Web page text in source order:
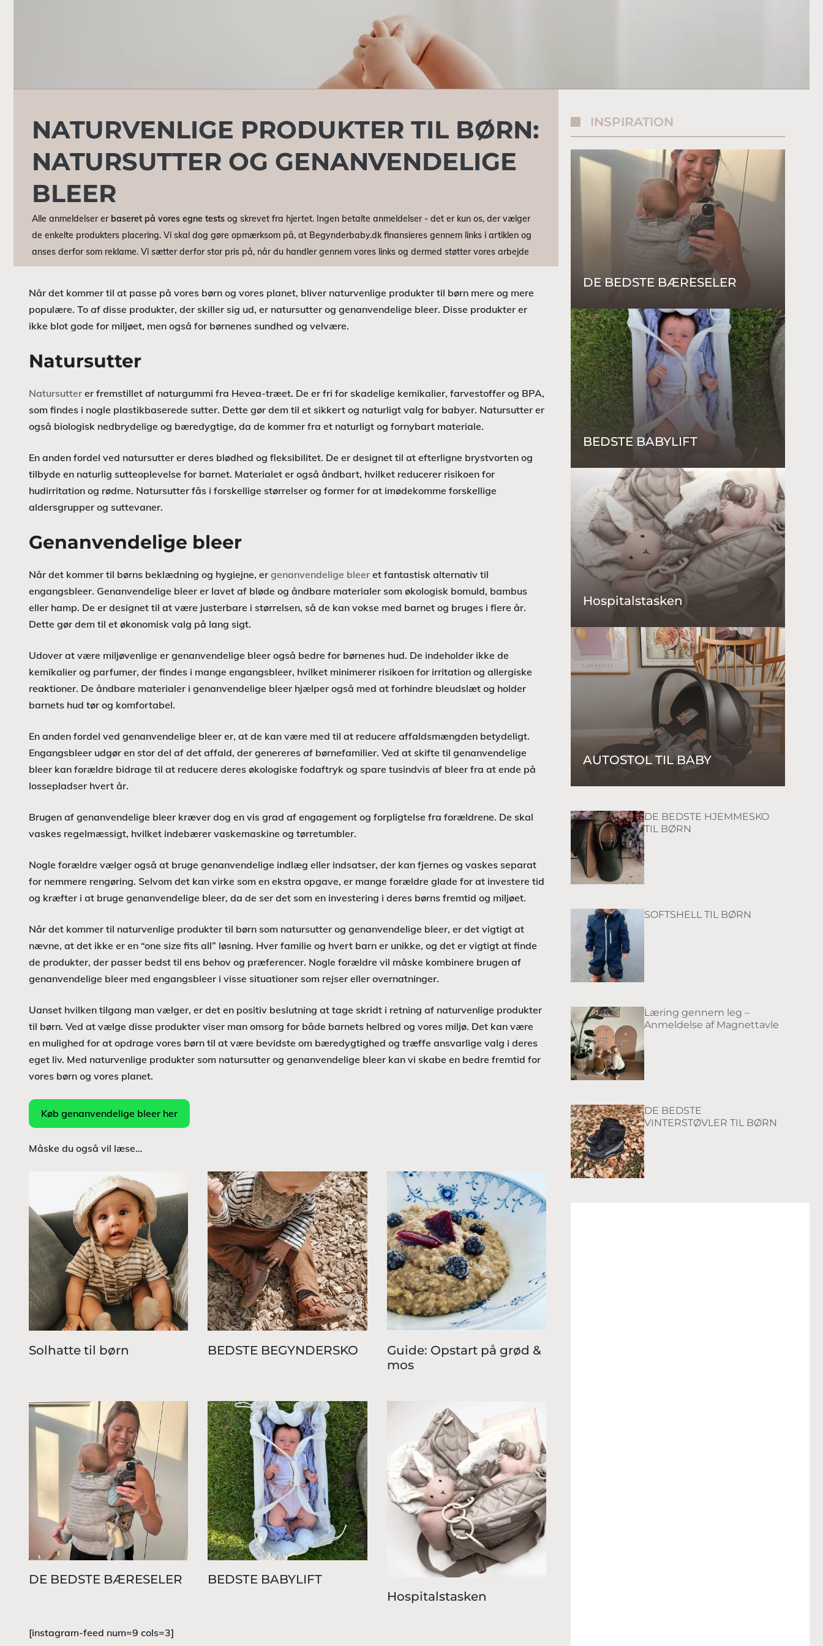
NATURVENLIGE PRODUKTER TIL BØRN:
NATURSUTTER OG GENANVENDELIGE
BLEER
Alle anmeldelser er baseret på vores egne tests og skrevet fra hjertet. Ingen betalte anmeldelser - det er kun os, der vælger
de enkelte produkters placering. Vi skal dog gøre opmærksom på, at Begynderbaby.dk finansieres gennem links i artiklen og
anses derfor som reklame. Vi sætter derfor stor pris på, når du handler gennem vores links og dermed støtter vores arbejde
Når det kommer til at passe på vores børn og vores planet, bliver naturvenlige produkter til børn mere og mere
populære. To af disse produkter, der skiller sig ud, er natursutter og genanvendelige bleer. Disse produkter er
ikke blot gode for miljøet, men også for børnenes sundhed og velvære.
Natursutter
Natursutter er fremstillet af naturgummi fra Hevea-træet. De er fri for skadelige kemikalier, farvestoffer og BPA,
som findes i nogle plastikbaserede sutter. Dette gør dem til et sikkert og naturligt valg for babyer. Natursutter er
også biologisk nedbrydelige og bæredygtige, da de kommer fra et naturligt og fornybart materiale.
En anden fordel ved natursutter er deres blødhed og fleksibilitet. De er designet til at efterligne brystvorten og
tilbyde en naturlig sutteoplevelse for barnet. Materialet er også åndbart, hvilket reducerer risikoen for
hudirritation og rødme. Natursutter fås i forskellige størrelser og former for at imødekomme forskellige
aldersgrupper og suttevaner.
Genanvendelige bleer
Når det kommer til børns beklædning og hygiejne, er genanvendelige bleer et fantastisk alternativ til
engangsbleer. Genanvendelige bleer er lavet af bløde og åndbare materialer som økologisk bomuld, bambus
eller hamp. De er designet til at være justerbare i størrelsen, så de kan vokse med barnet og bruges i flere år.
Dette gør dem til et økonomisk valg på lang sigt.
Udover at være miljøvenlige er genanvendelige bleer også bedre for børnenes hud. De indeholder ikke de
kemikalier og parfumer, der findes i mange engangsbleer, hvilket minimerer risikoen for irritation og allergiske
reaktioner. De åndbare materialer i genanvendelige bleer hjælper også med at forhindre bleudslæt og holder
barnets hud tør og komfortabel.
En anden fordel ved genanvendelige bleer er, at de kan være med til at reducere affaldsmængden betydeligt.
Engangsbleer udgør en stor del af det affald, der genereres af børnefamilier. Ved at skifte til genanvendelige
bleer kan forældre bidrage til at reducere deres økologiske fodaftryk og spare tusindvis af bleer fra at ende på
lossepladser hvert år.
Brugen af genanvendelige bleer kræver dog en vis grad af engagement og forpligtelse fra forældrene. De skal
vaskes regelmæssigt, hvilket indebærer vaskemaskine og tørretumbler.
Nogle forældre vælger også at bruge genanvendelige indlæg eller indsatser, der kan fjernes og vaskes separat
for nemmere rengøring. Selvom det kan virke som en ekstra opgave, er mange forældre glade for at investere tid
og kræfter i at bruge genanvendelige bleer, da de ser det som en investering i deres børns fremtid og miljøet.
Når det kommer til naturvenlige produkter til børn som natursutter og genanvendelige bleer, er det vigtigt at
nævne, at det ikke er en “one size fits all” løsning. Hver familie og hvert barn er unikke, og det er vigtigt at finde
de produkter, der passer bedst til ens behov og præferencer. Nogle forældre vil måske kombinere brugen af
genanvendelige bleer med engangsbleer i visse situationer som rejser eller overnatninger.
Uanset hvilken tilgang man vælger, er det en positiv beslutning at tage skridt i retning af naturvenlige produkter
til børn. Ved at vælge disse produkter viser man omsorg for både barnets helbred og vores miljø. Det kan være
en mulighed for at opdrage vores børn til at være bevidste om bæredygtighed og træffe ansvarlige valg i deres
eget liv. Med naturvenlige produkter som natursutter og genanvendelige bleer kan vi skabe en bedre fremtid for
vores børn og vores planet.
Køb genanvendelige bleer her
Måske du også vil læse…
Solhatte til børn BEDSTE BEGYNDERSKO
Guide: Opstart på grød &
mos
DE BEDSTE BÆRESELER
BEDSTE BABYLIFT
Hospitalstasken
[instagram-feed num=9 cols=3]
INSPIRATION
DE BEDSTE BÆRESELER
BEDSTE BABYLIFT
Hospitalstasken
AUTOSTOL TIL BABY
DE BEDSTE HJEMMESKO
TIL BØRN
SOFTSHELL TIL BØRN
Læring gennem leg –
Anmeldelse af Magnettavle
DE BEDSTE
VINTERSTØVLER TIL BØRN